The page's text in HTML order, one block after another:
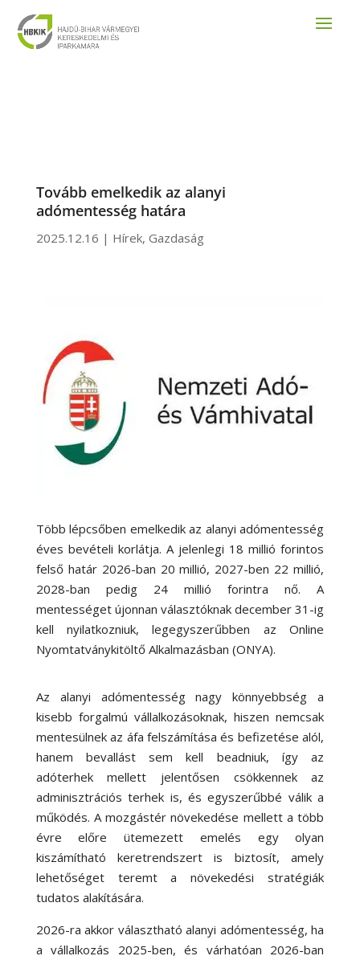
Tovább emelkedik az alanyi
adómentesség határa
2025.12.16 | Hírek, Gazdaság
Több lépcsőben emelkedik az alanyi adómentesség
éves bevételi korlátja. A jelenlegi 18 millió forintos
felső határ 2026-ban 20 millió, 2027-ben 22 millió,
2028-ban pedig 24 millió forintra nő. A
mentességet újonnan választóknak december 31-ig
kell nyilatkozniuk, legegyszerűbben az Online
Nyomtatványkitöltő Alkalmazásban (ONYA).
Az alanyi adómentesség nagy könnyebbség a
kisebb forgalmú vállalkozásoknak, hiszen nemcsak
mentesülnek az áfa felszámítása és befizetése alól,
hanem bevallást sem kell beadniuk, így az
adóterhek mellett jelentősen csökkennek az
adminisztrációs terhek is, és egyszerűbbé válik a
működés. A mozgástér növekedése mellett a több
évre előre ütemezett emelés egy olyan
kiszámítható keretrendszert is biztosít, amely
lehetőséget teremt a növekedési stratégiák
tudatos alakítására.
2026-ra akkor választható alanyi adómentesség, ha
a vállalkozás 2025-ben, és várhatóan 2026-ban